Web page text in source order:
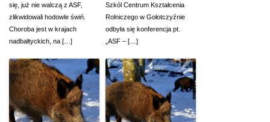
się, już nie walczą z ASF,
zlikwidowali hodowle świń.
Choroba jest w krajach
nadbałtyckich, na […]
Szkól Centrum Kształcenia
Rolniczego w Gołotczyźnie
odbyła się konferencja pt.
„ASF – […]